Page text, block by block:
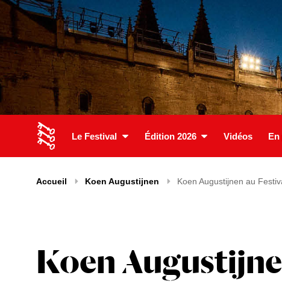
Le Festival Édition 2026 Vidéos
Accueil Koen Augustijnen Koen Augustijnen au
Koen